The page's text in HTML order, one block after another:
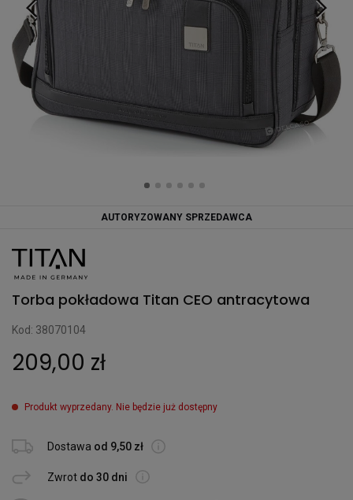
AUTORYZOWANY SPRZEDAWCA
Torba pokładowa Titan CEO antracytowa
Kod: 38070104
209,00 zł
Produkt wyprzedany. Nie będzie już dostępny
Dostawa od 9,50 zł
Zwrot do 30 dni